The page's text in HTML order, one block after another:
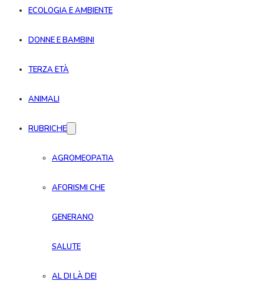
ECOLOGIA E AMBIENTE
DONNE E BAMBINI
TERZA ETÀ
ANIMALI
RUBRICHE
AGROMEOPATIA
AFORISMI CHE
GENERANO
SALUTE
AL DI LÀ DEI